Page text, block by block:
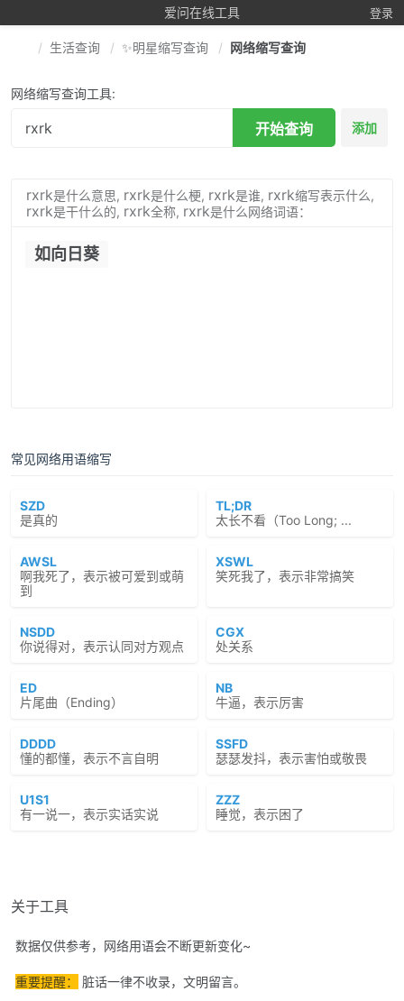
爱问在线工具 登录
生活查询 ✨明星缩写查询 网络缩写查询
网络缩写查询工具:
开始查询 添加
rxrk是什么意思, rxrk是什么梗, rxrk是谁, rxrk缩写表示什么,
rxrk是干什么的, rxrk全称, rxrk是什么网络词语：
如向日葵
常见网络用语缩写
SZD
是真的
TL;DR
太长不看（Too Long; ...
AWSL
啊我死了，表示被可爱到或萌
到
XSWL
笑死我了，表示非常搞笑
NSDD
你说得对，表示认同对方观点
CGX
处关系
ED
片尾曲（Ending）
NB
牛逼，表示厉害
DDDD
懂的都懂，表示不言自明
SSFD
瑟瑟发抖，表示害怕或敬畏
U1S1
有一说一，表示实话实说
ZZZ
睡觉，表示困了
关于工具
数据仅供参考，网络用语会不断更新变化~
重要提醒： 脏话一律不收录，文明留言。